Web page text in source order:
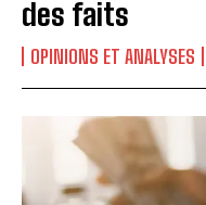
des faits
OPINIONS ET ANALYSES